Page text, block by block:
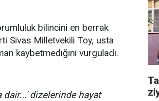
bilincini en berrak
Sivas Milletvekili Toy, usta
kaybetmediğini vurguladı.
dair...' dizelerinde hayat